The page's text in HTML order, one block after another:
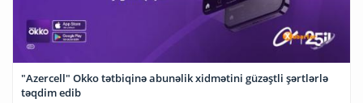
"Azercell" Okko tətbiqinə abunəlik xidmətini güzəştli şərtlərlə
təqdim edib